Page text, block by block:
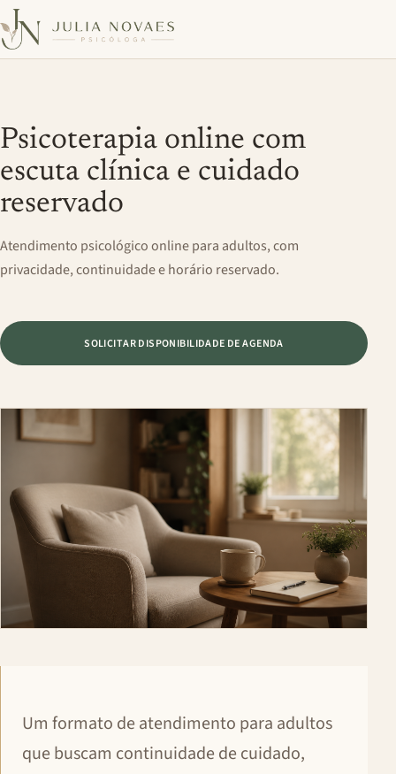
Psicoterapia online com
escuta clínica e cuidado
reservado
Atendimento psicológico online para adultos, com
privacidade, continuidade e horário reservado.
SOLICITAR DISPONIBILIDADE DE AGENDA
Um formato de atendimento para adultos
que buscam continuidade de cuidado,